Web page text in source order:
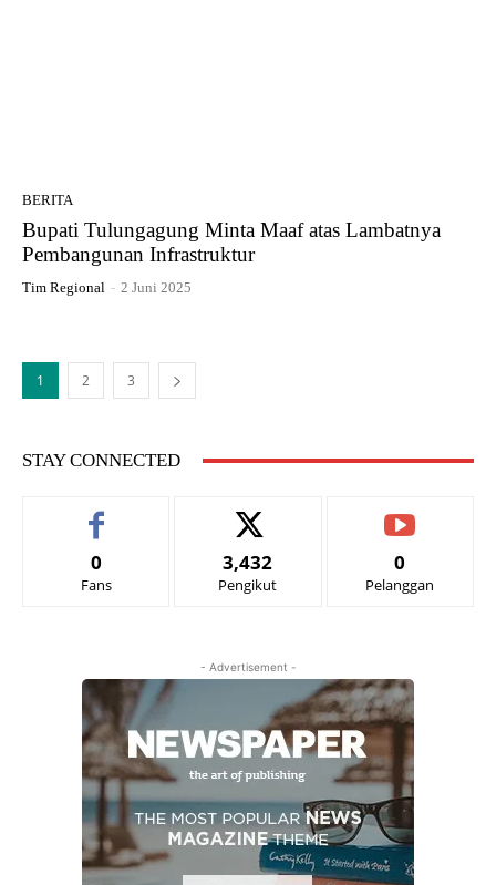
BERITA
Bupati Tulungagung Minta Maaf atas Lambatnya
Pembangunan Infrastruktur
Tim Regional - 2 Juni 2025
1 2 3
STAY CONNECTED
0
Fans
3,432
Pengikut
0
Pelanggan
- Advertisement -